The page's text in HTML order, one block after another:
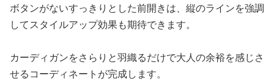
ボタンがないすっきりとした前開きは、縦のラインを強調
してスタイルアップ効果も期待できます。
カーディガンをさらりと羽織るだけで大人の余裕を感じさ
せるコーディネートが完成します。